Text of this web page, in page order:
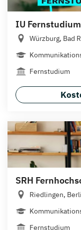
IU Fernstudium
Würzburg, Bad
Fernstudium
SRH
Riedlingen,
Fernstudium